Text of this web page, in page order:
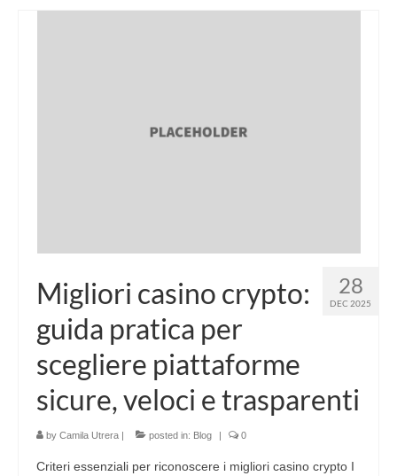
28
DEC 2025
Migliori casino crypto:
guida pratica per
scegliere piattaforme
sicure, veloci e trasparenti
by Camila Utrera | posted in: Blog | 0
Criteri essenziali per riconoscere i migliori casino crypto I